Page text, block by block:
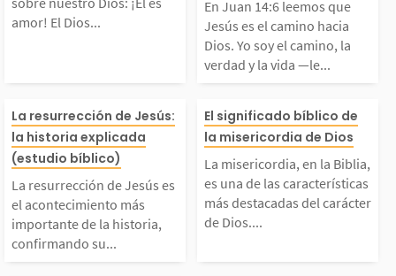
sobre nuestro
¡Él es amor! El
todopoderoso, et
Creador del uni
es amor. ¿Qu
amor! El Dios...
o hacia Dios.
l camino, la
a vida —le
esús—. Nadie
Padre sino
En Juan 14:6 leemos que
Jesús es el camino hacia
Dios. Yo soy el camino, la
verdad y la vida —le...
resurrección de Je
es el acontecimien
más importante de l
historia, confirmand
La resurrección de Jesús:
la historia explicada
(estudio bíblico)
La resurrección de Jesús es
el acontecimiento más
importante de la historia,
confirmando su...
La
Biblia, es una
aracterísticas
tacadas del
El significado bíblico de
la misericordia de Dios
La misericordia, en la Biblia,
es una de las características
más destacadas del carácter
de Dios....